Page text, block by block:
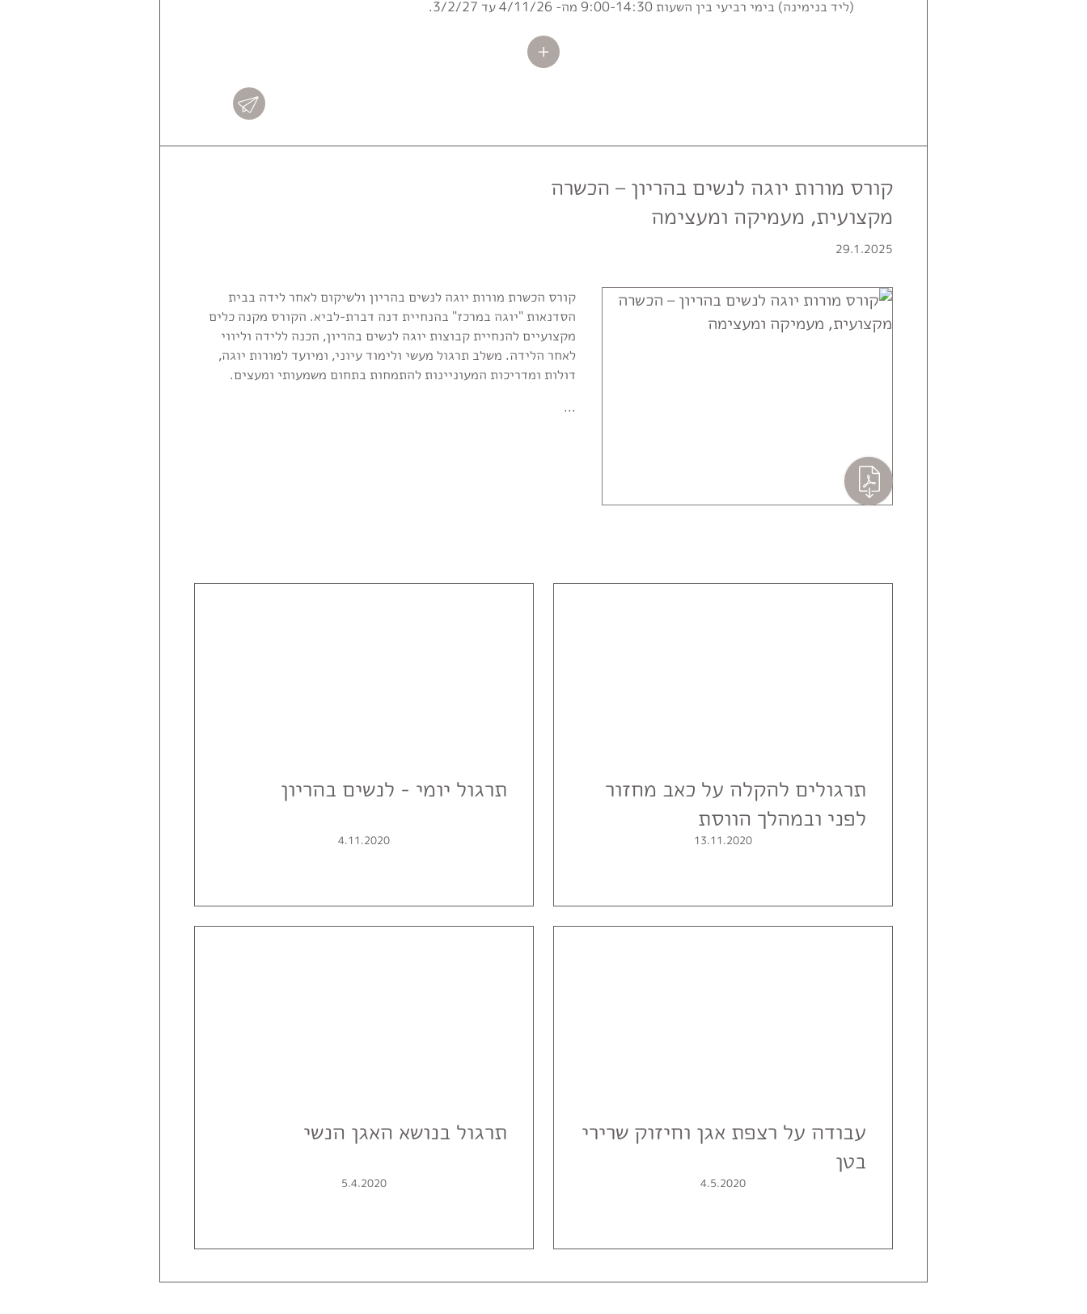
(ליד בנימינה) בימי רביעי בין השעות 9:00-14:30 מה- 4/11/26 עד 3/2/27.
קורס מורות יוגה לנשים בהריון – הכשרה
מקצועית, מעמיקה ומעצימה
29.1.2025
...
קורס הכשרת מורות יוגה לנשים בהריון ולשיקום לאחר לידה בבית
הסדנאות "יוגה במרכז" בהנחיית דנה דברת-לביא. הקורס מקנה כלים
מקצועיים להנחיית קבוצות יוגה לנשים בהריון, הכנה ללידה וליווי
לאחר הלידה. משלב תרגול מעשי ולימוד עיוני, ומיועד למורות יוגה,
דולות ומדריכות המעוניינות להתמחות בתחום משמעותי ומעצים.
תרגולים להקלה על כאב מחזור
לפני ובמהלך הווסת
13.11.2020
תרגול יומי - לנשים בהריון
4.11.2020
עבודה על רצפת אגן וחיזוק שרירי
בטן
4.5.2020
תרגול בנושא האגן הנשי
5.4.2020